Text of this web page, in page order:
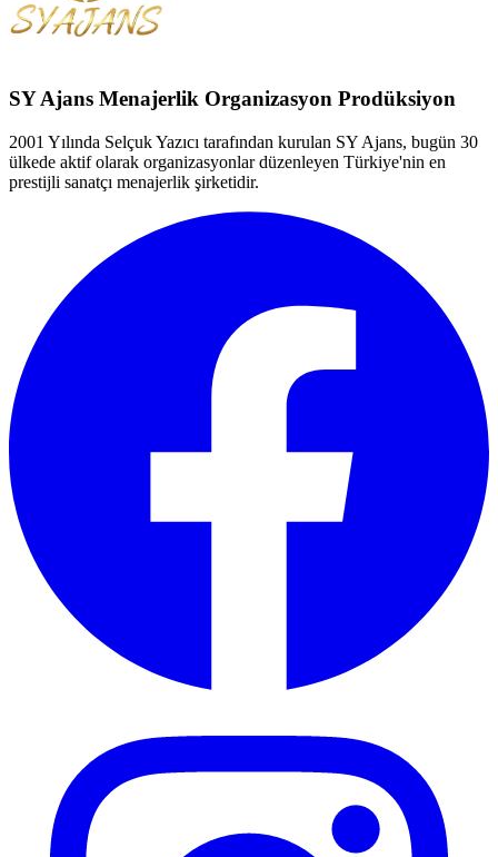
SY Ajans Menajerlik Organizasyon Prodüksiyon
2001 Yılında Selçuk Yazıcı tarafından kurulan SY Ajans, bugün 30
ülkede aktif olarak organizasyonlar düzenleyen Türkiye'nin en
prestijli sanatçı menajerlik şirketidir.